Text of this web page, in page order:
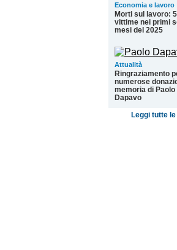
Economia e lavoro
Morti sul lavoro:
vittime nei primi
mesi del 2025
Attualità
Ringraziamento
numerose
memoria di Paolo
Dapavo
Leggi tutte